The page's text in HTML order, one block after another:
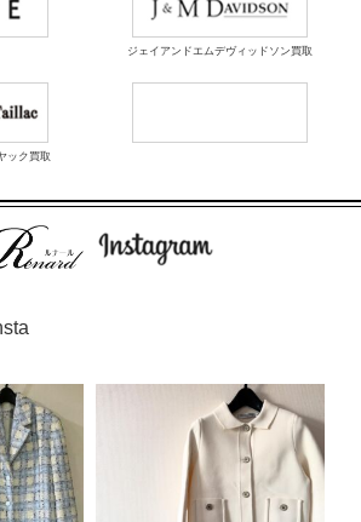
ジェイアンドエムデヴィッドソン買取
ック買取